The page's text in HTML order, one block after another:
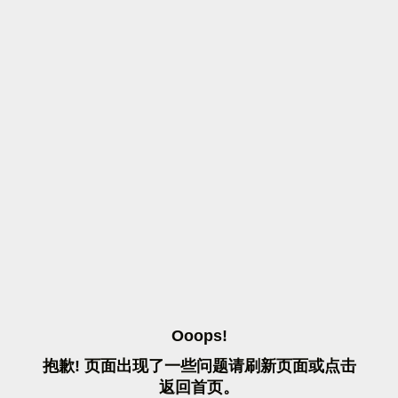
OOOPS!
抱歉! 页面出现了一些问题请刷 新页面或点击
返 回首页。